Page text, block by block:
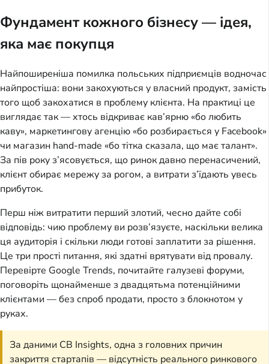
Фундамент кожного бізнесу — ідея,
яка має покупця
Найпоширеніша помилка польських підприємців водночас
найпростіша: вони закохуються у власний продукт, замість
того щоб закохатися в проблему клієнта. На практиці це
виглядає так — хтось відкриває кав’ярню «бо любить
каву», маркетингову агенцію «бо розбирається у Facebook»
чи магазин hand-made «бо тітка сказала, що має талант».
За пів року з’ясовується, що ринок давно перенасичений,
клієнт обирає мережу за рогом, а витрати з’їдають увесь
прибуток.
Перш ніж витратити перший злотий, чесно дайте собі
відповідь: чию проблему ви розв’язуєте, наскільки велика
ця аудиторія і скільки люди готові заплатити за рішення.
Це три прості питання, які здатні врятувати від провалу.
Перевірте Google Trends, почитайте галузеві форуми,
поговоріть щонайменше з двадцятьма потенційними
клієнтами — без спроб продати, просто з блокнотом у
руках.
За даними CB Insights, одна з головних причин
закриття стартапів — відсутність реального ринкового